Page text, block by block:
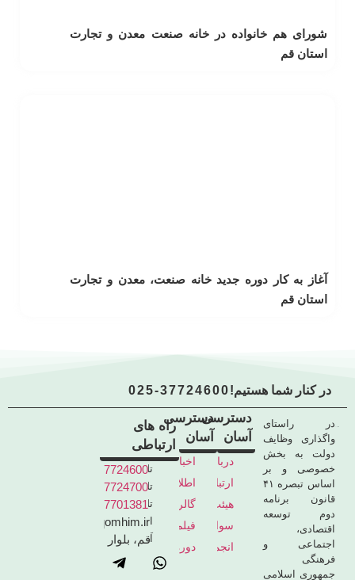
شورای هم خانواده در خانه صنعت معدن و تجارت
استان قم
آغاز به کار دوره جدید خانه صنعت، معدن و تجارت
استان قم
در کنار شما هستیم!025-37724600
در راستای
واگذاری وظایف
دولت به بخش
خصوصی و بر
اساس تبصره ۴۱
قانون برنامه
دوم توسعه
اقتصادی،
اجتماعی و
فرهنگی
جمهوری اسلامی
دسترسی
آسان
درباره
ماارتباط
هیئت
مدیره
سوالات
متداول
انجمن
دسترسی
آسان
اخبار
اطلاعیه
ها
گالری
تصاویر
فیلم
دوره
راه های
ارتباطی
تلفن
02537724600
تلفن
02537724700
تلفن
02537701381
ایمیل
info@qomhim.ir
آدرس
قم، بلوار